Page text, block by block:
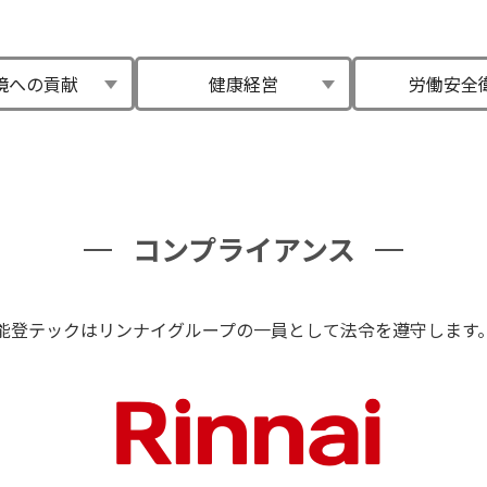
への貢献 健康経営 労働安全
コンプライアンス
登テックはリンナイグループの一員として法令を遵守します。